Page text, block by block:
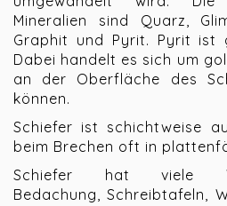
Mineralien sind Quarz,
Graphit und Pyrit. Pyrit ist
Dabei handelt es sich um
an der Oberfläche des
können.
Schiefer ist schichtweise
beim Brechen oft in
Schiefer hat viele
Bedachung, Schreibtafeln,